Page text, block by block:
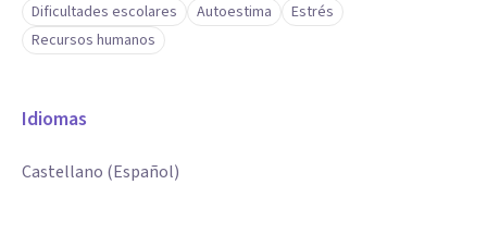
Dificultades escolares
Autoestima
Estrés
Recursos humanos
Idiomas
Castellano (Español)